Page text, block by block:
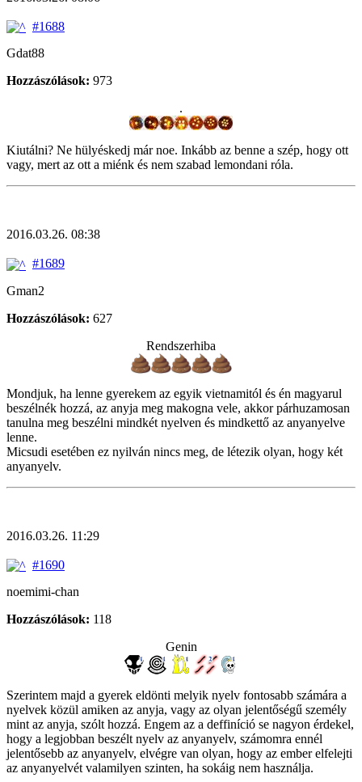
#1688
Gdat88
Hozzászólások: 973
.
Kiutálni? Ne hülyéskedj már noe. Inkább az benne a szép, hogy ott
vagy, mert az ott a miénk és nem szabad lemondani róla.
2016.03.26. 08:38
#1689
Gman2
Hozzászólások: 627
Rendszerhiba
Mondjuk, ha lenne gyerekem az egyik vietnamitól és én magyarul
beszélnék hozzá, az anyja meg makogna vele, akkor párhuzamosan
tanulna meg beszélni mindkét nyelven és mindkettő az anyanyelve
lenne.
Micsudi esetében ez nyilván nincs meg, de létezik olyan, hogy két
anyanyelv.
2016.03.26. 11:29
#1690
noemimi-chan
Hozzászólások: 118
Genin
Szerintem majd a gyerek eldönti melyik nyelv fontosabb számára a
nyelvek közül amiken az anyja, vagy az olyan jelentőségű személy
mint az anyja, szólt hozzá. Engem az a deffiníció se nagyon érdekel,
hogy a legjobban beszélt nyelv az anyanyelv, számomra ennél
jelentősebb az anyanyelv, elvégre van olyan, hogy az ember elfelejti
az anyanyelvét valamilyen szinten, ha sokáig nem használja.